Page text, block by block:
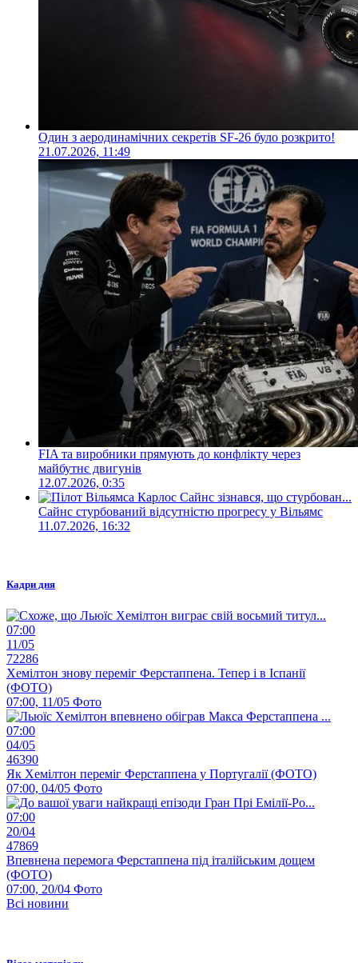
Один з аеродинамічних секретів SF-26 було розкрито!
21.07.2026, 11:49
FIA та виробники прямують до конфлікту через
майбутнє двигунів
12.07.2026, 0:35
Сайнс стурбований відсутністю прогресу у Вільямс
11.07.2026, 16:32
Кадри дня
07:00
11/05
72286
Хемілтон знову переміг Ферстаппена. Тепер і в Іспанії
(ФОТО)
07:00, 11/05 Фото
07:00
04/05
46390
Як Хемілтон переміг Ферстаппена у Португалії (ФОТО)
07:00, 04/05 Фото
07:00
20/04
47869
Впевнена перемога Ферстаппена під італійським дощем
(ФОТО)
07:00, 20/04 Фото
Всі новини